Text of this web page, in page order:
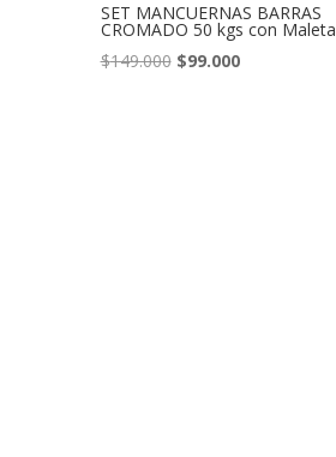
SET MANCUERNAS BARRAS
CROMADO 50 kgs con Maleta
$149.000 El
$99.000El